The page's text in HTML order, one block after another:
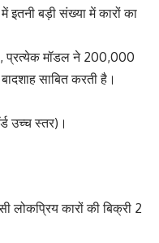
इतनी बड़ी संख्या में कारों का
है, प्रत्येक मॉडल ने 200,000
साबित करती है।
उच्च स्तर)।
लोकप्रिय कारों की बिक्री 2